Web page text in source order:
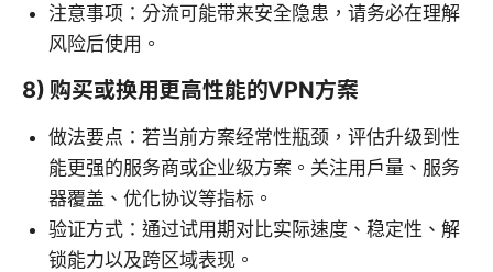
注意事项：分流可能带来安全隐患，请务必在理解
风险后使用。
8) 购买或换用更高性能的VPN方案
做法要点：若当前方案经常性瓶颈，评估升级到性
能更强的服务商或企业级方案。关注用户量、服务
器覆盖、优化协议等指标。
验证方式：通过试用期对比实际速度、稳定性、解
锁能力以及跨区域表现。